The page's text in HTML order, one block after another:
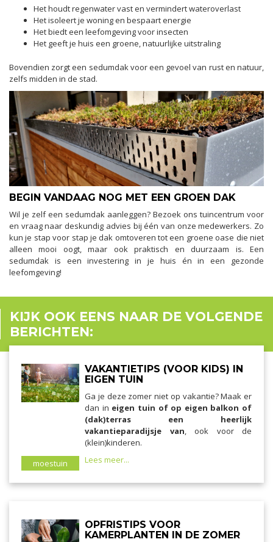
Het houdt regenwater vast en vermindert wateroverlast
Het isoleert je woning en bespaart energie
Het biedt een leefomgeving voor insecten
Het geeft je huis een groene, natuurlijke uitstraling
Bovendien zorgt een sedumdak voor een gevoel van rust en natuur,
zelfs midden in de stad.
BEGIN VANDAAG NOG MET EEN GROEN DAK
Wil je zelf een sedumdak aanleggen? Bezoek ons tuincentrum voor
en vraag naar deskundig advies bij één van onze medewerkers. Zo
kun je stap voor stap je dak omtoveren tot een groene oase die niet
alleen mooi oogt, maar ook praktisch en duurzaam is. Een
sedumdak is een investering in je huis én in een gezonde
leefomgeving!
KIJK OOK EENS NAAR DE VOLGENDE
BERICHTEN:
moestuin
VAKANTIETIPS (VOOR KIDS) IN
EIGEN TUIN
Ga je deze zomer niet op vakantie? Maak er
dan in eigen tuin of op eigen balkon of
(dak)terras een heerlijk
vakantieparadijsje van, ook voor de
(klein)kinderen.
Lees meer...
OPFRISTIPS VOOR
KAMERPLANTEN IN DE ZOMER